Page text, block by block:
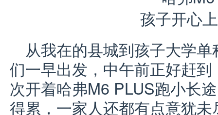
从我在的县城到孩子大学
们一早出发，中午前正好赶
次开着哈弗M6 PLUS跑小长
得累，一家人还都有点意犹